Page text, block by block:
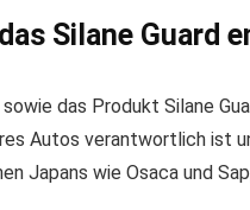
Silane Guard
das Produkt Silane
Autos verantwortlich ist
Japans wie Osaca und